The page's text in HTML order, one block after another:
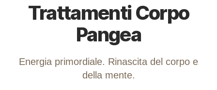
Trattamenti Corpo
Pangea
Energia primordiale. Rinascita del corpo e
della mente.